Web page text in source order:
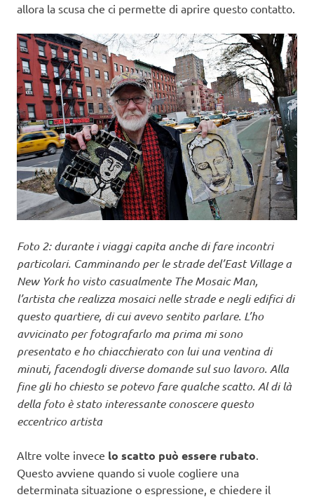
allora la scusa che ci permette di aprire questo contatto.
Foto 2: durante i viaggi capita anche di fare incontri
particolari. Camminando per le strade del’East Village a
New York ho visto casualmente The Mosaic Man,
l’artista che realizza mosaici nelle strade e negli edifici di
questo quartiere, di cui avevo sentito parlare. L’ho
avvicinato per fotografarlo ma prima mi sono
presentato e ho chiacchierato con lui una ventina di
minuti, facendogli diverse domande sul suo lavoro. Alla
fine gli ho chiesto se potevo fare qualche scatto. Al di là
della foto è stato interessante conoscere questo
eccentrico artista
Altre volte invece lo scatto può essere rubato
Questo avviene quando si vuole cogliere una
determinata situazione o espressione, e chiedere il